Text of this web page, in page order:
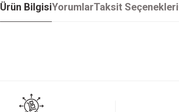
Ürün BilgisiYorumlarTaksit Seçenekleri